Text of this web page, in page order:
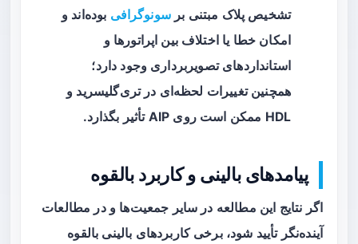
تشخیص پلاک مبتنی برسونوگرافی بوده‌اند و
امکان خطا یا اختلاف بین اپراتورها و
استانداردهای تصویربرداری وجود دارد؛
همچنین تغییرات لحظه‌ای در تری‌گلیسرید و
HDL ممکن است روی AIP تأثیر بگذارد.
پیامدهای بالینی و کاربرد بالقوه
اگر نتایج این مطالعه در سایر جمعیت‌ها و در مطالعات
آینده‌نگر تأیید شود، برخی کاربردهای بالینی بالقوه